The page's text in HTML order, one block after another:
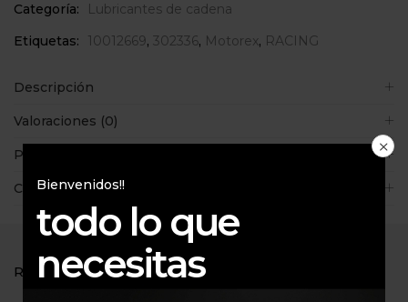
Categoría:
Lubricantes de cadena
Etiquetas:
10012669, 302336, Motorex, RACING
Descripción
Valoraciones (0)
Políticas de la tienda
Consultas
RELATED PRODUCTS
Bienvenidos!!
todo lo que
necesitas